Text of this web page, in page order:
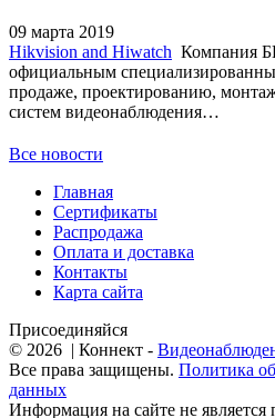
09 марта 2019
Hikvision and Hiwatch Компания
официальным
продаже, проектированию,
систем видеонаблюдения…
Все новости
Главная
Сертификаты
Распродажа
Оплата и доставка
Контакты
Карта сайта
Присоединяйся
© 2026 | Коннект -
Все права защищены. Политика
данных
Информация на сайте не